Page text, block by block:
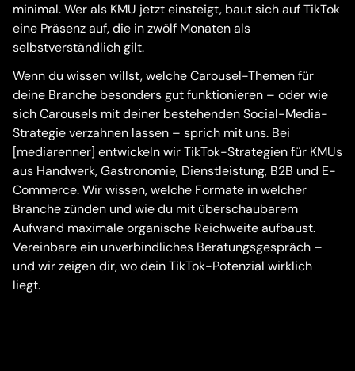
minimal. Wer als KMU jetzt einsteigt, baut sich auf TikTok
eine Präsenz auf, die in zwölf Monaten als
selbstverständlich gilt.
Wenn du wissen willst, welche Carousel-Themen für
deine Branche besonders gut funktionieren – oder wie
sich Carousels mit deiner bestehenden Social-Media-
Strategie verzahnen lassen – sprich mit uns. Bei
[mediarenner] entwickeln wir TikTok-Strategien für KMUs
aus Handwerk, Gastronomie, Dienstleistung, B2B und E-
Commerce. Wir wissen, welche Formate in welcher
Branche zünden und wie du mit überschaubarem
Aufwand maximale organische Reichweite aufbaust.
Vereinbare ein unverbindliches Beratungsgespräch –
und wir zeigen dir, wo dein TikTok-Potenzial wirklich
liegt.